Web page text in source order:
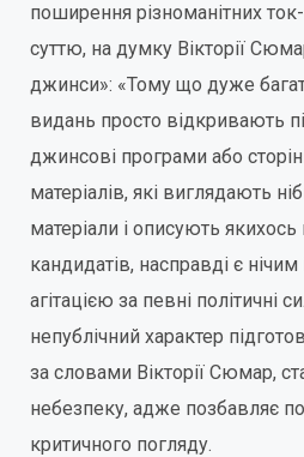
поширення різноманітних
суттю, на думку Вікторії
джинси»: «Тому що дуже
видань просто відкривають
джинсові програми або
матеріалів, які виглядають
матеріали і описують
кандидатів, насправді є
агітацією за певні політичні
непублічний характер
за словами Вікторії Сюмар,
небезпеку, адже позбавляє
критичного погляду.